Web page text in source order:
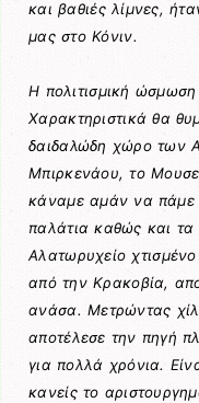
και βαθιές λίμνες,
μας στο Κόνιν.
Η πολιτισμική
Χαρακτηριστικά θα
δαιδαλώδη χώρο των
Μπιρκενάου, το
κάναμε αμάν να πάμε
παλάτια καθώς και
Αλατωρυχείο
από την Κρακοβία,
ανάσα. Μετρώντας
αποτέλεσε την πηγή
για πολλά χρόνια.
κανείς το